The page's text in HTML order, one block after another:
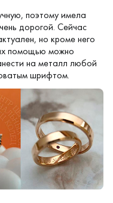
поэтому имела
дорогой. Сейчас
но кроме него
помощью можно
на металл любой
шрифтом.